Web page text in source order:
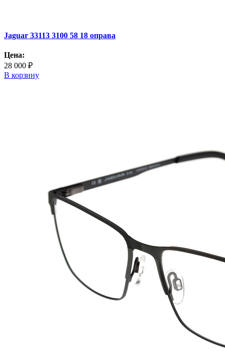
Jaguar 33113 3100 58 18 оправа
Цена:
28 000 ₽
В корзину